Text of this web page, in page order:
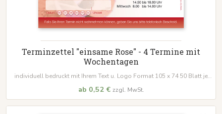
Terminzettel "einsame Rose" - 4 Termine mit
Wochentagen
individuell bedruckt mit Ihrem Text u. Logo Format 105 x 74 50 Blatt je
ab 0,52 € zzgl. MwSt.